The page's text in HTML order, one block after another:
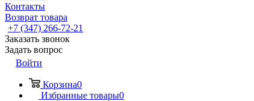
Контакты
Возврат товара
+7 (347) 266-72-21
Заказать звонок
Задать вопрос
Войти
Корзина0
Избранные товары0